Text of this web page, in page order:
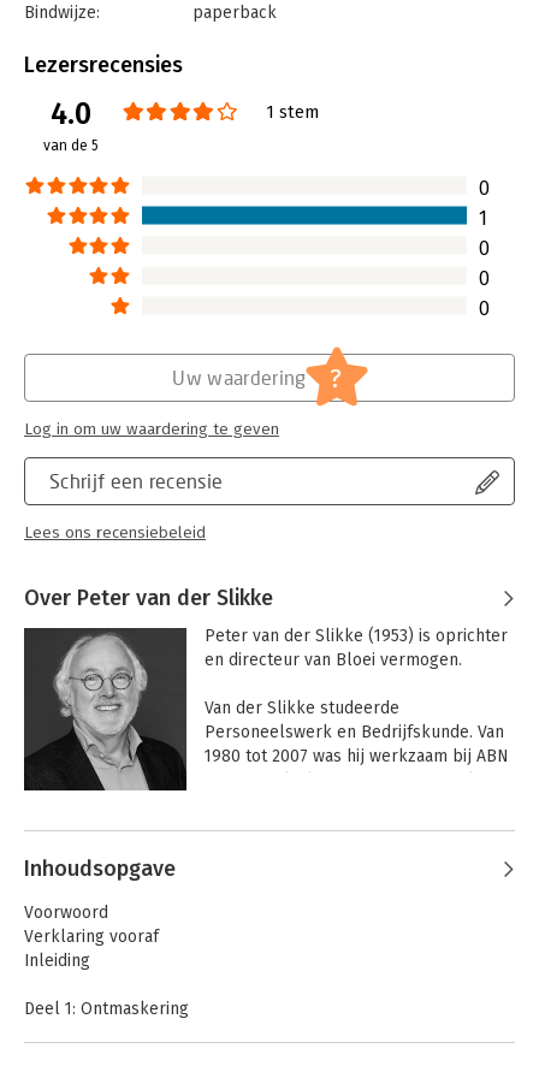
Bindwijze:
paperback
Uitgever:
Verschijningsdatum:
9-12-2014
Hoofdrubriek:
Lezersrecensies
4.0
van de 5
1 stem
0
1
0
0
0
Schrijf een recensie
Lees ons recensiebeleid
Uw waardering ?
Log in om uw waardering te geven
Over Peter van der Slikke
Peter van der Slikke (1953) is oprichter
en directeur van Bloei vermogen.
Van der Slikke studeerde
Personeelswerk en Bedrijfskunde. Van
1980 tot 2007 was hij werkzaam bij ABN
Commercieel Directeur. Hij was
onafhankelijk deskundige in kranten,
Andere boeken door Peter van der
Slikke
Inhoudsopgave
Voorwoord
Verklaring vooraf
Inleiding
Deel 1: Ontmaskering